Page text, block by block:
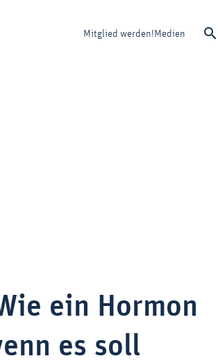
Mitglied werden! Medien
ein Hormon
es soll